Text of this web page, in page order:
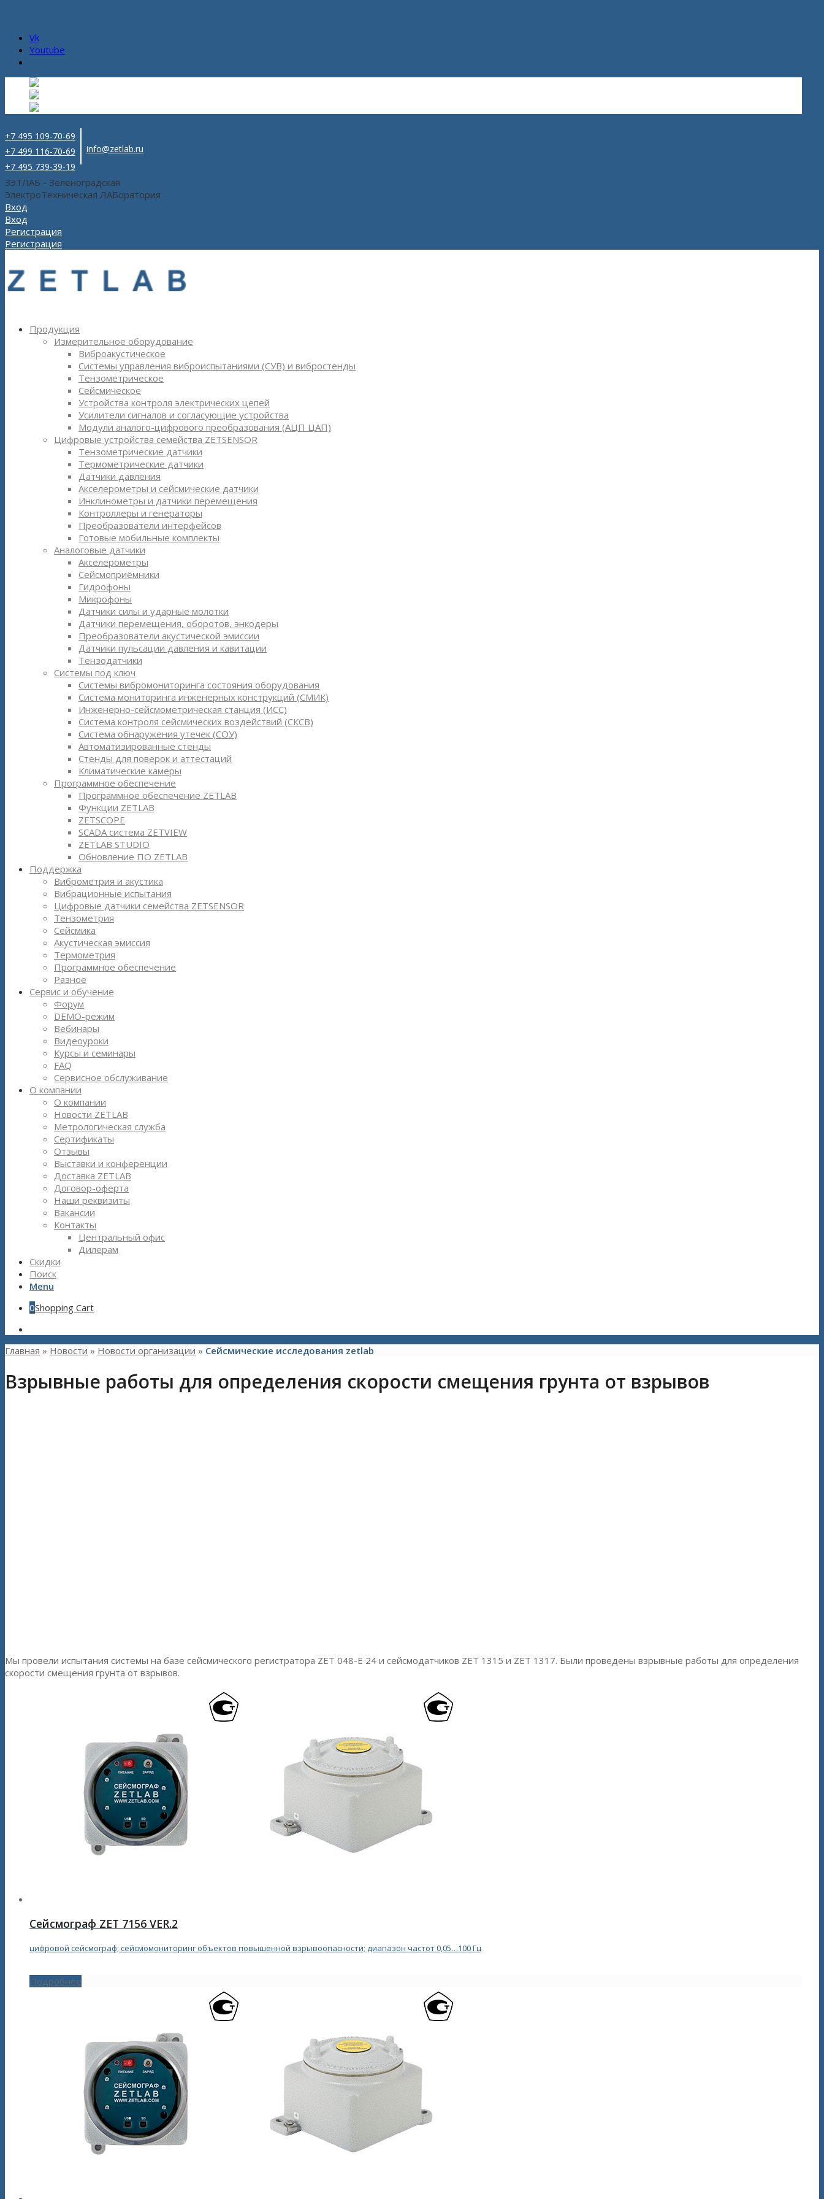
Vk
Youtube
+7 495 109-70-69
+7 499 116-70-69
+7 495 739-39-19
info@zetlab.ru
ЗЭТЛАБ - Зеленоградская
ЭлектроТехническая ЛАБоратория
Вход
Вход
Регистрация
Регистрация
Продукция
Измерительное оборудование
Виброакустическое
Системы управления виброиспытаниями (СУВ) и вибростенды
Тензометрическое
Сейсмическое
Устройства контроля электрических цепей
Усилители сигналов и согласующие устройства
Модули аналого-цифрового преобразования (АЦП ЦАП)
Цифровые устройства семейства ZETSENSOR
Тензометрические датчики
Термометрические датчики
Датчики давления
Акселерометры и сейсмические датчики
Инклинометры и датчики перемещения
Контроллеры и генераторы
Преобразователи интерфейсов
Готовые мобильные комплекты
Аналоговые датчики
Акселерометры
Сейсмоприёмники
Гидрофоны
Микрофоны
Датчики силы и ударные молотки
Датчики перемещения, оборотов, энкодеры
Преобразователи акустической эмиссии
Датчики пульсации давления и кавитации
Тензодатчики
Системы под ключ
Системы вибромониторинга состояния оборудования
Система мониторинга инженерных конструкций (СМИК)
Инженерно-сейсмометрическая станция (ИСС)
Система контроля сейсмических воздействий (СКСВ)
Система обнаружения утечек (СОУ)
Автоматизированные стенды
Стенды для поверок и аттестаций
Климатические камеры
Программное обеспечение
Программное обеспечение ZETLAB
Функции ZETLAB
ZETSCOPE
SCADA система ZETVIEW
ZETLAB STUDIO
Обновление ПО ZETLAB
Поддержка
Виброметрия и акустика
Вибрационные испытания
Цифровые датчики семейства ZETSENSOR
Тензометрия
Сейсмика
Акустическая эмиссия
Термометрия
Программное обеспечение
Разное
Сервис и обучение
Форум
DEMO-режим
Вебинары
Видеоуроки
Курсы и семинары
FAQ
Сервисное обслуживание
О компании
О компании
Новости ZETLAB
Метрологическая служба
Сертификаты
Отзывы
Выставки и конференции
Доставка ZETLAB
Договор-оферта
Наши реквизиты
Вакансии
Контакты
Центральный офис
Дилерам
Скидки
Поиск
Menu
0Shopping Cart
Главная » Новости » Новости организации » Сейсмические исследования zetlab
Взрывные работы для определения скорости смещения грунта от взрывов
Мы провели испытания системы на базе сейсмического регистратора ZET 048-E 24 и сейсмодатчиков ZET 1315 и ZET 1317. Были проведены взрывные работы для определения
скорости смещения грунта от взрывов.
Сейсмограф ZET 7156 VER.2
цифровой сейсмограф; сейсмомониторинг объектов повышенной взрывоопасности; диапазон частот 0,05…100 Гц
Подробнее